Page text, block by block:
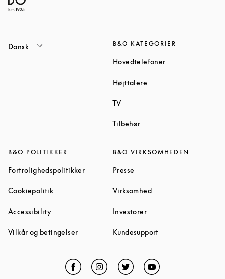
Dansk B&O KATEGORIER
HovedtelefonerLink Opens in
Højttalere
TVLink Opens in New Tab
TilbehørLink Opens in New Tab
B&O POLITIKKER
FortrolighedspolitikkerLink Opens in New Tab
CookiepolitikLink Opens in New Tab
AccessibilityLink Opens in New Tab
Vilkår og betingelserLink Opens in New Tab
B&O VIRKSOMHEDEN
Presse
VirksomhedLink Opens in New
InvestorerLink Opens in New Tab
KundesupportLink Opens in New
Facebook
Link Opens in New Tab
Instagram
Link Opens in New Tab
TwitterLink Opens in New Tab
YouTubeLink Opens in